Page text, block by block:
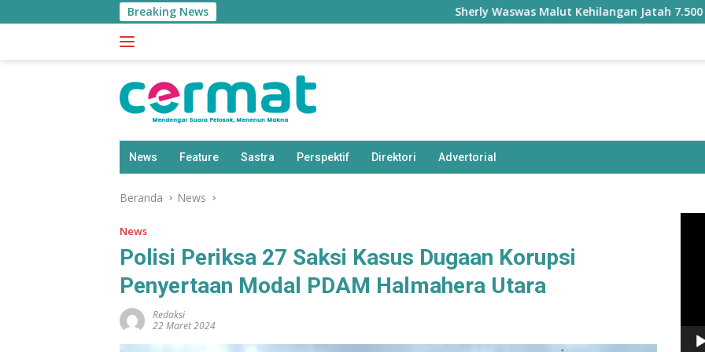
ke
Breaking News Sherly Waswas Malut Kehilangan Jatah 7.500
News Feature Sastra Perspektif Direktori Advertorial
Beranda News
News
Polisi Periksa 27 Saksi Kasus Dugaan Korupsi
Penyertaan Modal PDAM Halmahera Utara
Redaksi
22 Maret 2024